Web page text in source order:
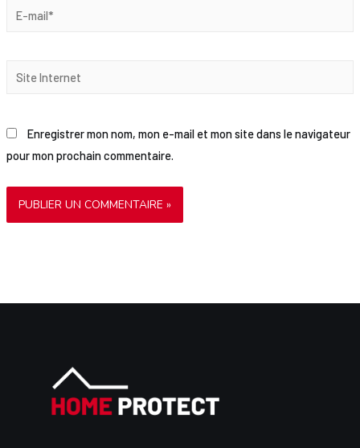
E-
Site
Enregistrer mon nom, mon e-mail et mon site dans le navigateur
pour mon prochain commentaire.